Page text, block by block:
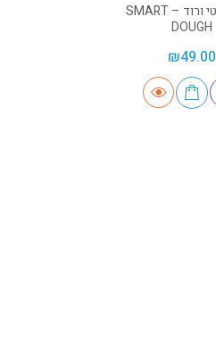
בצק קינטי ורוד – SMART
DOUGH
₪49.00